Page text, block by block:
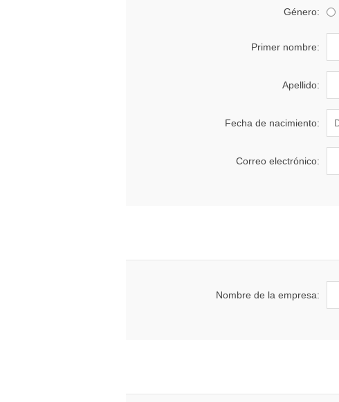
Género:
Primer nombre:
Apellido:
Fecha de nacimiento:
Correo electrónico:
Nombre de la empresa: